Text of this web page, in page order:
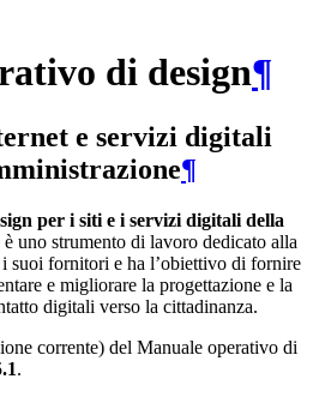
di design¶
e servizi digitali
¶
per i siti e i servizi digitali della
è uno strumento di lavoro dedicato alla
suoi fornitori e ha l’obiettivo di fornire
e migliorare la progettazione e la
digitali verso la cittadinanza.
corrente) del Manuale operativo di
.